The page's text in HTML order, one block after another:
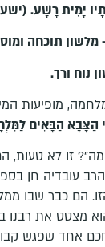
יָמִית רָשָׁע.
מלשון תוכחה
נוח ורך.
מופיעות
הַצָּבָא הַבָּאִים
זו לא טעות,
עובדיה חן
הם כבר שבו
מצטט את רבנו
אחד שפגש